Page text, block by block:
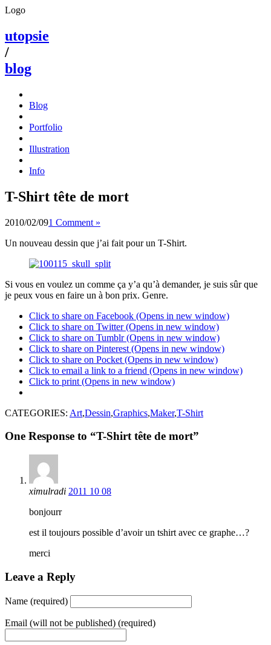
Logo
utopsie
/
blog
Blog
Portfolio
Illustration
Info
T-Shirt tête de mort
2010/02/091 Comment »
Un nouveau dessin que j’ai fait pour un T-Shirt.
Si vous en voulez un comme ça y’a qu’à demander, je suis sûr que
je peux vous en faire un à bon prix. Genre.
Click to share on Facebook (Opens in new window)
Click to share on Twitter (Opens in new window)
Click to share on Tumblr (Opens in new window)
Click to share on Pinterest (Opens in new window)
Click to share on Pocket (Opens in new window)
Click to email a link to a friend (Opens in new window)
Click to print (Opens in new window)
CATEGORIES: Art,Dessin,Graphics,Maker,T-Shirt
One Response to “T-Shirt tête de mort”
ximulradi 2011 10 08
bonjourr
est il toujours possible d’avoir un tshirt avec ce graphe…?
merci
Leave a Reply
Name (required)
Email (will not be published) (required)